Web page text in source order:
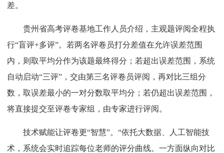
差。
贵州省高考评卷基地工作人员介绍，主观题评阅全程执
行“盲评+多评”。若两名评卷员打分差值在允许误差范围
内，则取平均分作为该题最终得分；若超出误差范围，系统
自动启动“三评”，交由第三名评卷员评阅，再对比三组分
数，取误差最小的一对分数取平均分；若仍超出误差范围，
将直接提交至评卷专家组，由专家进行评阅。
技术赋能让评卷更“智慧”。“依托大数据、人工智能技
术，系统会实时追踪每位老师的评分曲线。一方面纵向对比